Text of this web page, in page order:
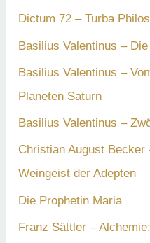
Dictum 72 – Turba
Basilius Valentinus –
Basilius Valentinus –
Planeten Saturn
Basilius Valentinus –
Christian August Becker
Weingeist der Adepten
Die Prophetin Maria
Franz Sättler –